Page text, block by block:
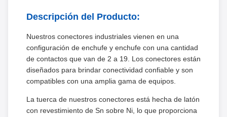
Descripción del Producto:
Nuestros conectores industriales vienen en una
configuración de enchufe y enchufe con una cantidad
de contactos que van de 2 a 19. Los conectores están
diseñados para brindar conectividad confiable y son
compatibles con una amplia gama de equipos.
La tuerca de nuestros conectores está hecha de latón
con revestimiento de Sn sobre Ni, lo que proporciona